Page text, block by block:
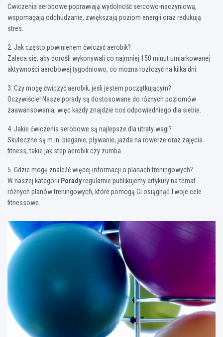
Ćwiczenia aerobowe poprawiają wydolność sercowo-naczyniową,
wspomagają odchudzanie, zwiększają poziom energii oraz redukują
stres.
2. Jak często powinienem ćwiczyć aerobik?
Zaleca się, aby dorośli wykonywali co najmniej 150 minut umiarkowanej
aktywności aerobowej tygodniowo, co można rozłożyć na kilka dni.
3. Czy mogę ćwiczyć aerobik, jeśli jestem początkującym?
Oczywiście! Nasze porady są dostosowane do różnych poziomów
zaawansowania, więc każdy znajdzie coś odpowiedniego dla siebie.
4. Jakie ćwiczenia aerobowe są najlepsze dla utraty wagi?
Skuteczne są m.in. bieganie, pływanie, jazda na rowerze oraz zajęcia
fitness, takie jak step aerobik czy zumba.
5. Gdzie mogę znaleźć więcej informacji o planach treningowych?
W naszej kategorii Poradyregularnie publikujemy artykuły na temat
różnych planów treningowych, które pomogą Ci osiągnąć Twoje cele
fitnessowe.